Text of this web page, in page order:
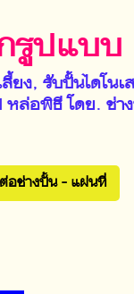
รูปแบบ
ง, รับปั้นไดโนเ
ล่อพิธี โดย. ช่า
อช่างปั้น - แผ่นที่